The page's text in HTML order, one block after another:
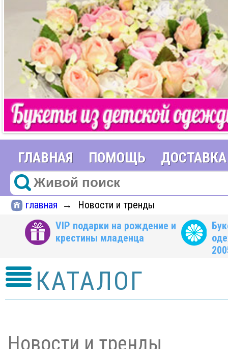
ГЛАВНАЯ ПОМОЩЬ ДОСТАВКА
главная →
Новости и тренды
VIP подарки на рождение и
крестины младенца
КАТАЛОГ
Новости и тренды